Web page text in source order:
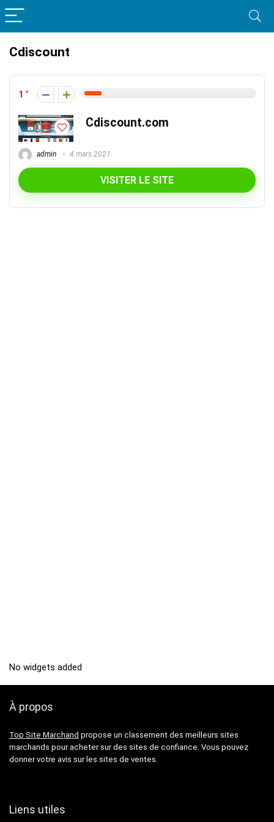
Cdiscount
1
Cdiscount.com
admin 4 mars 2021
VISITER LE SITE
No widgets added
À propos
Top Site Marchand propose un classement des meilleurs sites
marchands pour acheter sur des sites de confiance. Vous pouvez
donner votre avis sur les sites de ventes.
Liens utiles